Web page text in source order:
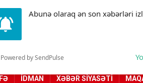
Abunə olaraq ən son xəbərləri
Powered by SendPulse
(012) 449
Adımız yolumuzdur
İDMAN XƏBƏR SİYASƏTİ